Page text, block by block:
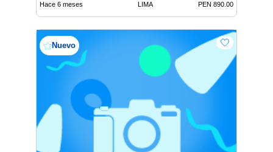
Hace 6 meses LIMA PEN 890.00
Nuevo